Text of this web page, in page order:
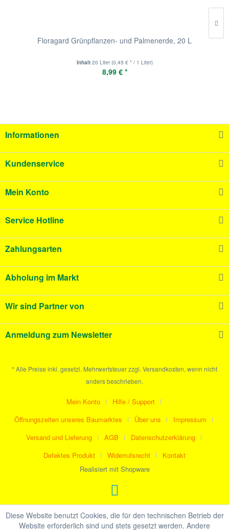
Floragard Grünpflanzen- und Palmenerde, 20 L
Inhalt 20 Liter(0,45 € * / 1 Liter)
8,99 € *
Informationen
Kundenservice
Mein Konto
Service Hotline
Zahlungsarten
Abholung im Markt
Wir sind Partner von
Anmeldung zum Newsletter
* Alle Preise inkl. gesetzl. Mehrwertsteuer zzgl. Versandkosten, wenn nicht
anders beschrieben.
Mein Konto
Hilfe / Support
Öffnungszeiten unseres Baumarktes
Über uns
Impressum
Versand und Lieferung
AGB
Datenschutzerklärung
Defektes Produkt
Widerrufsrecht
Kontakt
Realisiert mit Shopware
Diese Website benutzt Cookies, die für den technischen Betrieb der
Website erforderlich sind und stets gesetzt werden. Andere